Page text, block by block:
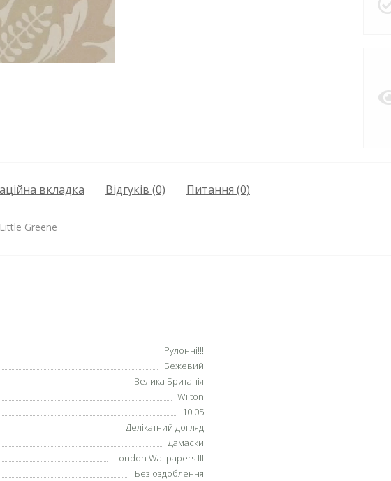
вкладка Відгуків (0) Питання (0)
Greene
Рулонні!!!
Бежевий
Велика Британія
Wilton
10.05
Делікатний догляд
Дамаски
London Wallpapers III
Без оздоблення